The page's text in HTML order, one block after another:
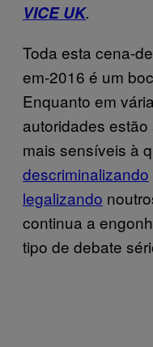
VICE UK.
Toda esta cena-
em-2016 é um
Enquanto em
autoridades
mais sensíveis à
descriminalizando
legalizando
continua a
tipo de debate